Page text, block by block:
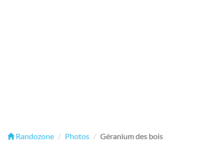
Randozone Photos Géranium des bois